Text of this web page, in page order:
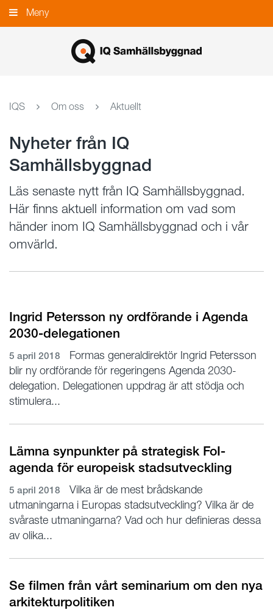
Gå
till
Meny
IQS Om oss Aktuellt
Nyheter från IQ
Samhällsbyggnad
Läs senaste nytt från IQ Samhällsbyggnad.
Här finns aktuell information om vad som
händer inom IQ Samhällsbyggnad och i vår
omvärld.
Ingrid Petersson ny ordförande i Agenda
2030-delegationen
5 april 2018
Formas generaldirektör Ingrid Petersson
blir ny ordförande för regeringens Agenda 2030-
delegation. Delegationen uppdrag är att stödja och
stimulera...
Lämna synpunkter på strategisk FoI-
agenda för europeisk stadsutveckling
5 april 2018
Vilka är de mest brådskande
utmaningarna i Europas stadsutveckling? Vilka är de
svåraste utmaningarna? Vad och hur definieras dessa
av olika...
Se filmen från vårt seminarium om den nya
arkitekturpolitiken